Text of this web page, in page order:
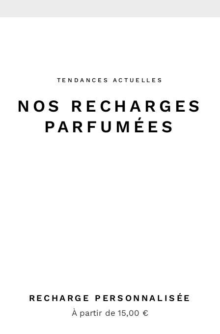
Les Bougies de
Carole
TENDANCES ACTUELLES
NOS RECHARGES
PARFUMÉES
RECHARGE PERSONNALISÉE
À partir de 15,00 €